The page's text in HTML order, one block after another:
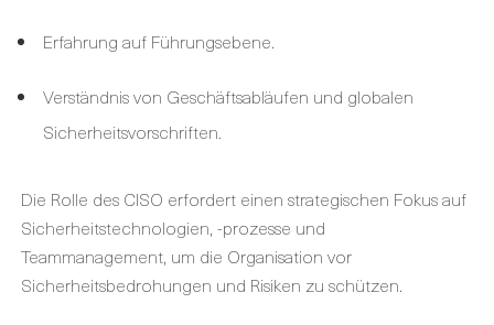
Erfahrung auf Führungsebene.
Verständnis von Geschäftsabläufen und globalen
Sicherheitsvorschriften.
Die Rolle des CISO erfordert einen strategischen Fokus auf
Sicherheitstechnologien, -prozesse und
Teammanagement, um die Organisation vor
Sicherheitsbedrohungen und Risiken zu schützen.